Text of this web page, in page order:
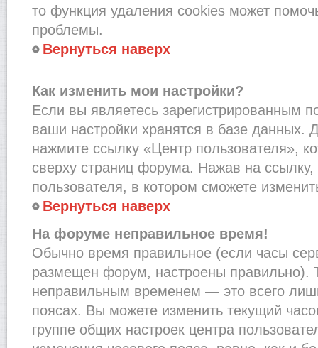
то функция удаления cookies может
проблемы.
Вернуться наверх
Как изменить мои настройки?
Если вы являетесь зарегистрированным
ваши настройки хранятся в базе данных.
нажмите ссылку «Центр пользователя»,
сверху страниц форума. Нажав на
пользователя, в котором сможете
Вернуться наверх
На форуме неправильное время!
Обычно время правильное (если часы
размещен форум, настроены правильно).
неправильным временем — это всего
поясах. Вы можете изменить текущий
группе общих настроек центра